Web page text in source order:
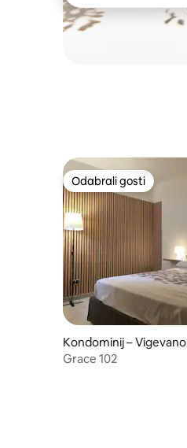
Odabrali gosti
Odabrali gosti
Kondominij – Vigevano
Grace 102